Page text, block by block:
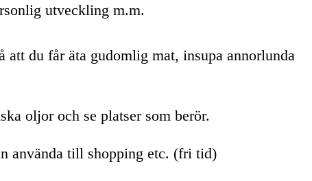
utveckling m.m.
du får äta gudomlig mat, insupa annorlunda
oljor och se platser som berör.
använda till shopping etc. (fri tid)